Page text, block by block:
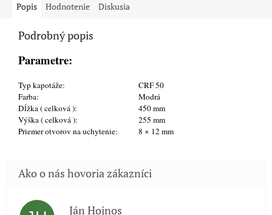
Popis Hodnotenie Diskusia
Podrobný popis
Parametre:
Typ kapotáže:
CRF 50
Farba:
Modrá
Dĺžka ( celková ):
450 mm
Výška ( celková ):
255 mm
Priemer otvorov na uchytenie:
8 × 12 mm
Ján Hojnos